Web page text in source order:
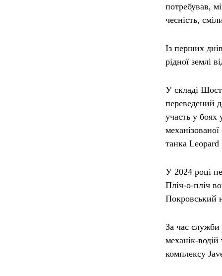
потребував,
чесність,
Із перших
рідної землі
У складі
переведений
участь у боях
танка
У 2024 році
Пліч-о-пліч
Покровський
За час служби
механік-
комплексу